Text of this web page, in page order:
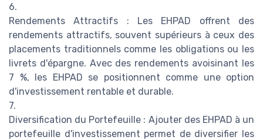
6.
Rendements Attractifs : Les EHPAD offrent des
rendements attractifs, souvent supérieurs à ceux des
placements traditionnels comme les obligations ou les
livrets d'épargne. Avec des rendements avoisinant les
7 %, les EHPAD se positionnent comme une option
d'investissement rentable et durable.
7.
Diversification du Portefeuille : Ajouter des EHPAD à un
portefeuille d'investissement permet de diversifier les